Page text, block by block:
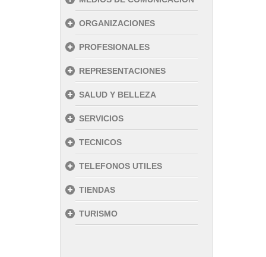
ORGANIZACIONES
PROFESIONALES
REPRESENTACIONES
SALUD Y BELLEZA
SERVICIOS
TECNICOS
TELEFONOS UTILES
TIENDAS
TURISMO